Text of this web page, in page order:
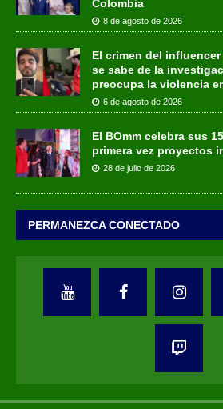
Colombia
8 de agosto de 2026
El crimen del
se sabe de la
preocupa la violencia
6 de agosto de 2026
El BOmm celebra sus
primera vez proyectos
28 de julio de 2026
PERMANEZCA CONECTADO